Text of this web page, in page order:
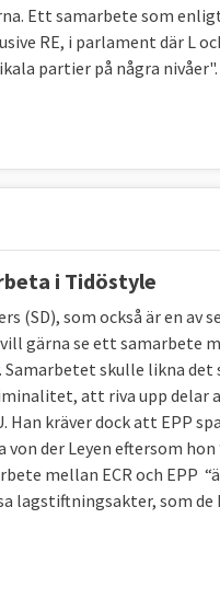
Ett samarbete som
RE, i parlament där L
partier på några
i Tidöstyle
(SD), som också är en av
gärna se ett samarbete
. Samarbetet skulle likna det
att riva upp delar
Han kräver dock att EPP
der Leyen eftersom
mellan ECR och EPP
lagstiftningsakter, som